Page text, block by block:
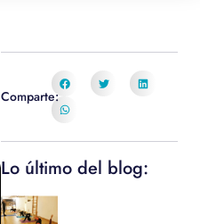
Comparte:
Lo último del blog: